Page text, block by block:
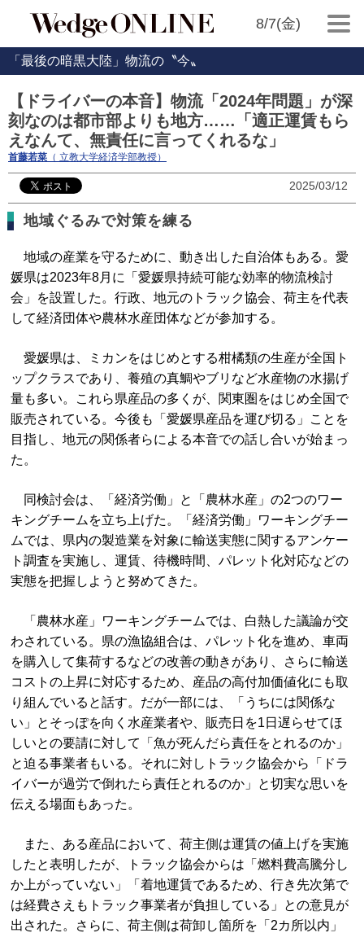
8/7(金)
「最後の暗黒大陸」物流の〝今〟
【ドライバーの本音】物流「2024年問題」が深
刻なのは都市部よりも地方……「適正運賃もら
えなんて、無責任に言ってくれるな」
首藤若菜 （ 立教大学経済学部教授）
2025/03/12
地域ぐるみで対策を練る
地域の産業を守るために、動き出した自治体もある。愛
媛県は2023年8月に「愛媛県持続可能な効率的物流検討
会」を設置した。行政、地元のトラック協会、荷主を代表
して経済団体や農林水産団体などが参加する。
愛媛県は、ミカンをはじめとする柑橘類の生産が全国ト
ップクラスであり、養殖の真鯛やブリなど水産物の水揚げ
量も多い。これら県産品の多くが、関東圏をはじめ全国で
販売されている。今後も「愛媛県産品を運び切る」ことを
目指し、地元の関係者らによる本音での話し合いが始まっ
た。
同検討会は、「経済労働」と「農林水産」の2つのワー
キングチームを立ち上げた。「経済労働」ワーキングチー
ムでは、県内の製造業を対象に輸送実態に関するアンケー
ト調査を実施し、運賃、待機時間、パレット化対応などの
実態を把握しようと努めてきた。
「農林水産」ワーキングチームでは、白熱した議論が交
わされている。県の漁協組合は、パレット化を進め、車両
を購入して集荷するなどの改善の動きがあり、さらに輸送
コストの上昇に対応するため、産品の高付加価値化にも取
り組んでいると話す。だが一部には、「うちには関係な
い」とそっぽを向く水産業者や、販売日を1日遅らせてほ
しいとの要請に対して「魚が死んだら責任をとれるのか」
と迫る事業者もいる。それに対しトラック協会から「ドラ
イバーが過労で倒れたら責任とれるのか」と切実な思いを
伝える場面もあった。
また、ある産品において、荷主側は運賃の値上げを実施
したと表明したが、トラック協会からは「燃料費高騰分し
か上がっていない」「着地運賃であるため、行き先次第で
は経費さえもトラック事業者が負担している」との意見が
出された。さらに、荷主側は荷卸し箇所を「2カ所以内」